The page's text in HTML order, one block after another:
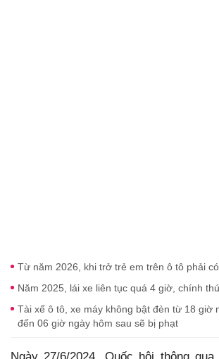
Từ năm 2026, khi trở trẻ em trên ô tô phải
Năm 2025, lái xe liên tục quá 4 giờ, chính
Tài xế ô tô, xe máy không bật đèn từ 18 giờ
đến 06 giờ ngày hôm sau sẽ bị phạt